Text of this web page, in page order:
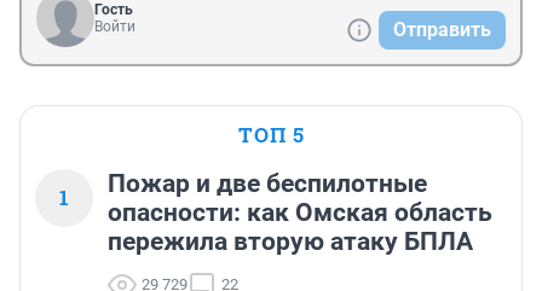
Гость
Войти
Отправить
ТОП 5
1
Пожар и две беспилотные
опасности: как Омская область
пережила вторую атаку БПЛА
29 729 22